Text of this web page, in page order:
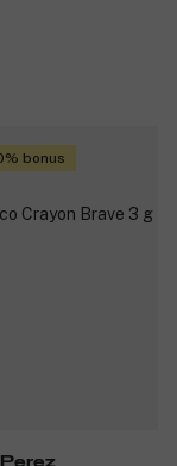
bonus
Perez